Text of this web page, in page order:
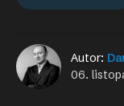
Autor:
06.